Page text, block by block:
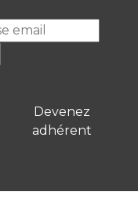
Devenez
adhérent